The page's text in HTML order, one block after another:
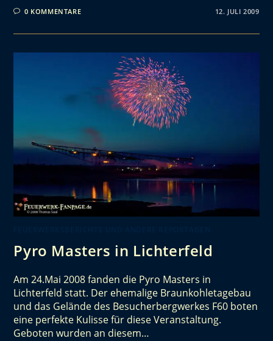
0 KOMMENTARE 12. JULI 2009
Pyro Masters in Lichterfeld
Am 24.Mai 2008 fanden die Pyro Masters in
Lichterfeld statt. Der ehemalige Braunkohletagebau
und das Gelände des Besucherbergwerkes F60 boten
eine perfekte Kulisse für diese Veranstaltung.
Geboten wurden an diesem…